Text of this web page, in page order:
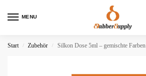
MENU
Start / Zubehör / Silkon Dose 5ml – gemischte Farben